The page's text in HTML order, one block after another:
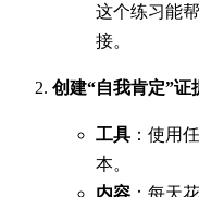
这个练习能
接。
创建“自我肯定”证
工具 ：使用
本。
内容 ：每天